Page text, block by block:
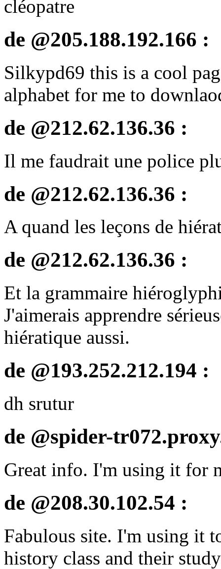
cléopatre
de @205.188.192.166 :
Silkypd69 this is a cool
alphabet for me to
de @212.62.136.36 :
Il me faudrait une police
de @212.62.136.36 :
A quand les leçons de
de @212.62.136.36 :
Et la grammaire
J'aimerais apprendre
hiératique aussi.
de @193.252.212.194 :
dh srutur
de @spider-
Great info. I'm using it for
de @208.30.102.54 :
Fabulous site. I'm using it
history class and their